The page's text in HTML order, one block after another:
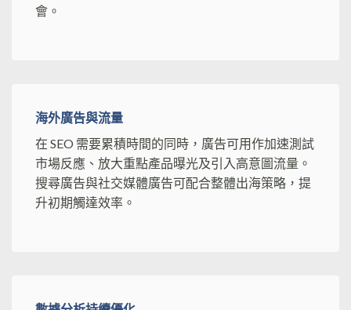
會。
海外廣告與流量
在 SEO 需要累積時間的同時，廣告可用作加速測試
市場反應、放大重點產品曝光及引入高意圖流量。
搜尋廣告與社交媒體廣告可配合整體出海策略，提
升初期觸達效率。